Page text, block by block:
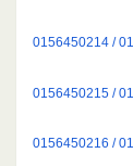
0156450214 /
0156450215 /
0156450216 /